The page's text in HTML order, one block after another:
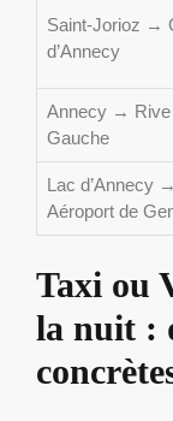
Saint-Jorioz →
d’Annecy
Annecy → Rive
Gauche
Lac d’Annecy →
Aéroport de
Taxi ou
la nuit :